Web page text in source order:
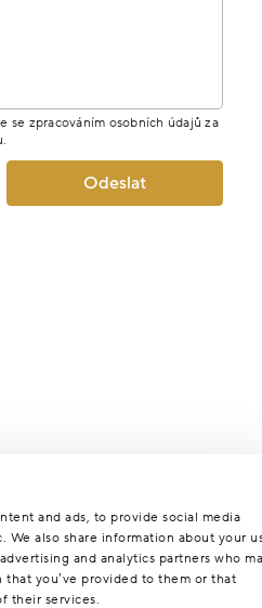
and ads, to provide social media
We also share information about your
and analytics partners who
you’ve provided to them or that
their services.
se zpracováním osobních údajů za
Odeslat